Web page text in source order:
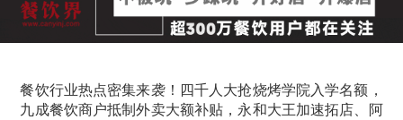
餐饮行业热点密集来袭！四千人大抢烧烤学院入学名额，
九成餐饮商户抵制外卖大额补贴，永和大王加速拓店、阿